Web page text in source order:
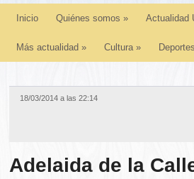
Inicio Quiénes somos » Actualidad
Más actualidad » Cultura» Deportes
18/03/2014 a las 22:14
Adelaida de la